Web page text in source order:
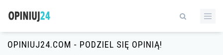
OPINIUJ24.COM - PODZIEL SIĘ OPINIĄ!